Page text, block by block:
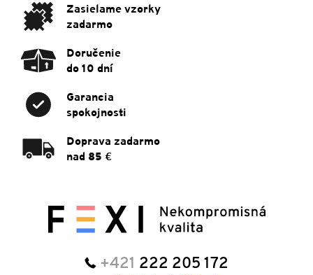
Zasielame vzorky
zadarmo
Doručenie
do 10 dní
Garancia
spokojnosti
Doprava zadarmo
nad 85 €
+421 222 205 172